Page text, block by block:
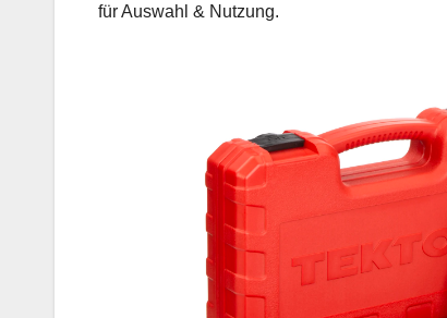
für Auswahl & Nutzung.